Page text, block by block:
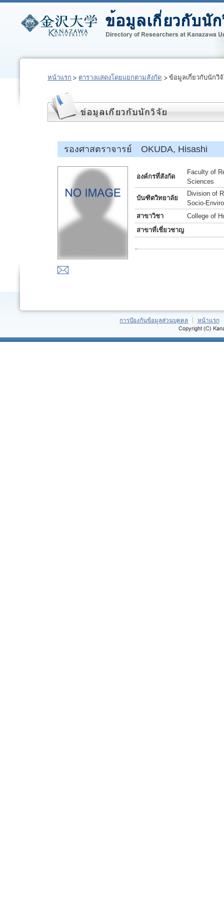
หน้าแรก ตารางแสดงโดยแยกตามสังกัด ข้อมูลเกี่ยวกับนักวิ
รองศาสตราจารย์ OKUDA, Hisashi
องค์กรที่สังกัด
Faculty of
Sciences
บันฑิตวิทยาลัย
Division of
Socio-
สาขาวิชา
College of
สาขาที่เชี่ยวชาญ
การป้องกันข้อมูลส่วนบุคคล หน้าแรก